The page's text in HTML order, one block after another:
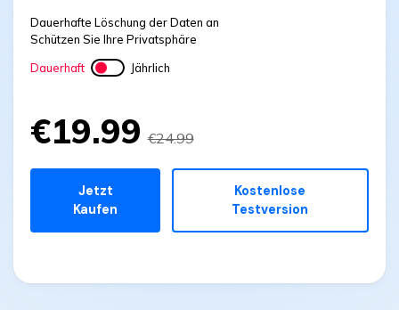
Dauerhafte Löschung der Daten an
Schützen Sie Ihre Privatsphäre
Dauerhaft
Jährlich
€19.99 €24.99
Jetzt
Kaufen
Kostenlose
Testversion